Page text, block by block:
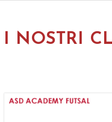
I NOSTRI